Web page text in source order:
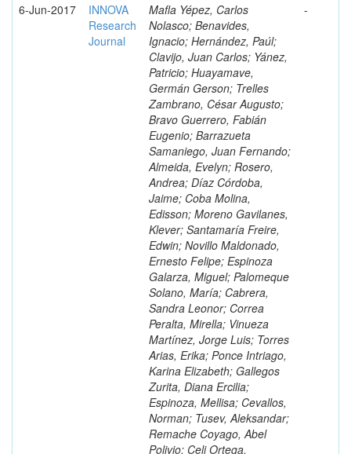
6-Jun-2017
INNOVA
Research
Journal
Mafla Yépez, Carlos
Nolasco; Benavides,
Ignacio; Hernández, Paúl;
Clavijo, Juan Carlos; Yánez,
Patricio; Huayamave,
Germán Gerson; Trelles
Zambrano, César Augusto;
Bravo Guerrero, Fabián
Eugenio; Barrazueta
Samaniego, Juan Fernando;
Almeida, Evelyn; Rosero,
Andrea; Díaz Córdoba,
Jaime; Coba Molina,
Edisson; Moreno Gavilanes,
Klever; Santamaría Freire,
Edwin; Novillo Maldonado,
Ernesto Felipe; Espinoza
Galarza, Miguel; Palomeque
Solano, María; Cabrera,
Sandra Leonor; Correa
Peralta, Mirella; Vinueza
Martínez, Jorge Luis; Torres
Arias, Erika; Ponce Intriago,
Karina Elizabeth; Gallegos
Zurita, Diana Ercilia;
Espinoza, Mellisa; Cevallos,
Norman; Tusev, Aleksandar;
Remache Coyago, Abel
Polivio; Celi Ortega,
-